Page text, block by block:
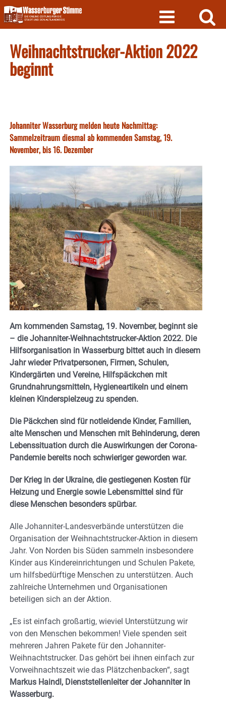
Skip
to
content
Weihnachtstrucker-Aktion 2022
beginnt
Johanniter Wasserburg melden heute Nachmittag:
Sammelzeitraum diesmal ab kommenden Samstag, 19.
November, bis 16. Dezember
Am kommenden Samstag, 19. November, beginnt sie
– die Johanniter-Weihnachtstrucker-Aktion 2022. Die
Hilfsorganisation in Wasserburg bittet auch in diesem
Jahr wieder Privatpersonen, Firmen, Schulen,
Kindergärten und Vereine, Hilfspäckchen mit
Grundnahrungsmitteln, Hygieneartikeln und einem
kleinen Kinderspielzeug zu spenden.
Die Päckchen sind für notleidende Kinder, Familien,
alte Menschen und Menschen mit Behinderung, deren
Lebenssituation durch die Auswirkungen der Corona-
Pandemie bereits noch schwieriger geworden war.
Der Krieg in der Ukraine, die gestiegenen Kosten für
Heizung und Energie sowie Lebensmittel sind für
diese Menschen besonders spürbar.
Alle Johanniter-Landesverbände unterstützen die
Organisation der Weihnachtstrucker-Aktion in diesem
Jahr. Von Norden bis Süden sammeln insbesondere
Kinder aus Kindereinrichtungen und Schulen Pakete,
um hilfsbedürftige Menschen zu unterstützen. Auch
zahlreiche Unternehmen und Organisationen
beteiligen sich an der Aktion.
„Es ist einfach großartig, wieviel Unterstützung wir
von den Menschen bekommen! Viele spenden seit
mehreren Jahren Pakete für den Johanniter-
Weihnachtstrucker. Das gehört bei ihnen einfach zur
Vorweihnachtszeit wie das Plätzchenbacken“, sagt
Markus Haindl, Dienststellenleiter der Johanniter in
Wasserburg.